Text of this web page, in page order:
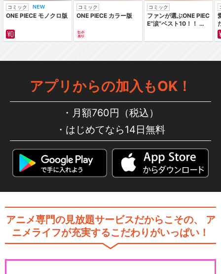
コミック
ONE PIECE モノクロ版
コミック
ONE PIECE カラー版
コミック
ファンが選ぶONE PIEC
E“涙”ベスト10！！ ～
編～ カラー版
アプリからの加入もOK！
月額760円（税込）
はじめてなら14日無料
アニメ専門の見放題サービスだからこその、
ア
ニメライフが充実するこだわりがいっぱい！